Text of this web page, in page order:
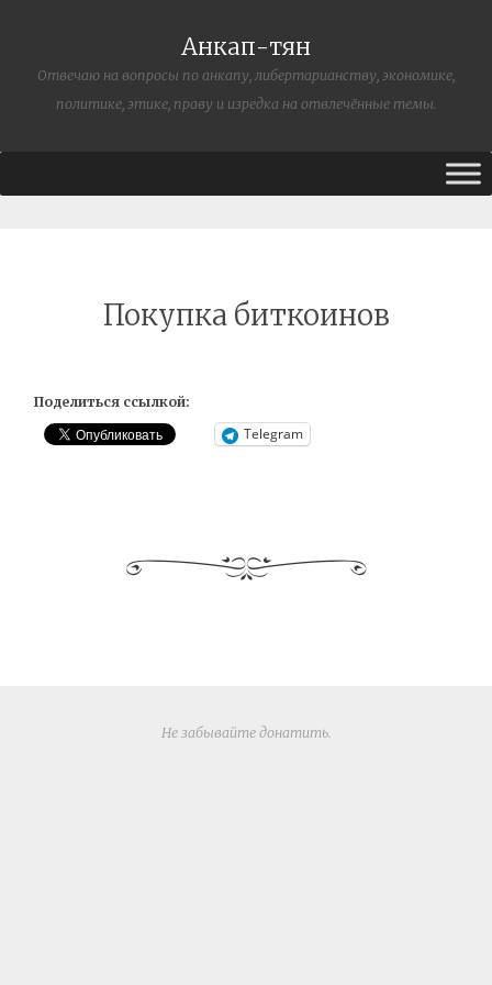
Анкап-тян
Отвечаю на вопросы по анкапу, либертарианству, экономике,
политике, этике, праву и изредка на отвлечённые темы.
Покупка биткоинов
Поделиться ссылкой:
Telegram
Не забывайте донатить.